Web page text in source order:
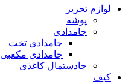
لوازم تحریر
پوشه
جامدادی
جامدادی تخت
جامدادی مکعبی
جادستمال کاغذی
کیف